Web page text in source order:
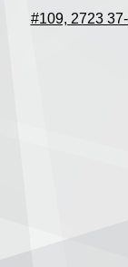
#109, 2723